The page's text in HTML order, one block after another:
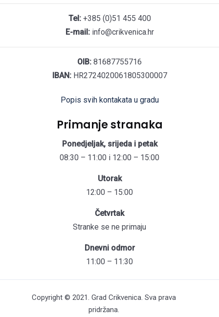
Tel:+385 (0)51 455 400
E-mail:info@crikvenica.hr
OIB: 81687755716
IBAN:HR2724020061805300007
Popis svih kontakata u gradu
Primanje stranaka
Ponedjeljak, srijeda i petak
08:30 – 11:00 i 12:00 – 15:00
Utorak
12:00 – 15:00
Četvrtak
Stranke se ne primaju
Dnevni odmor
11:00 – 11:30
Copyright © 2021. Grad Crikvenica. Sva prava
pridržana.